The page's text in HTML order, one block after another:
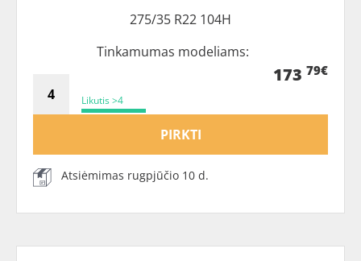
275/35 R22 104H
Tinkamumas modeliams:
Likutis >4
173 79€
PIRKTI
Atsiėmimas rugpjūčio 10 d.